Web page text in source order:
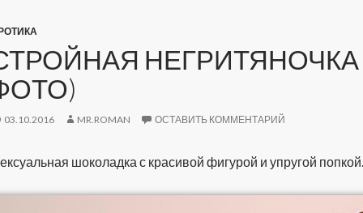
НЕГРИТЯНОЧКА
03.10.2016 MR.ROMAN ОСТАВИТЬ КОММЕНТАРИЙ
шоколадка с красивой фигурой и упругой попкой.